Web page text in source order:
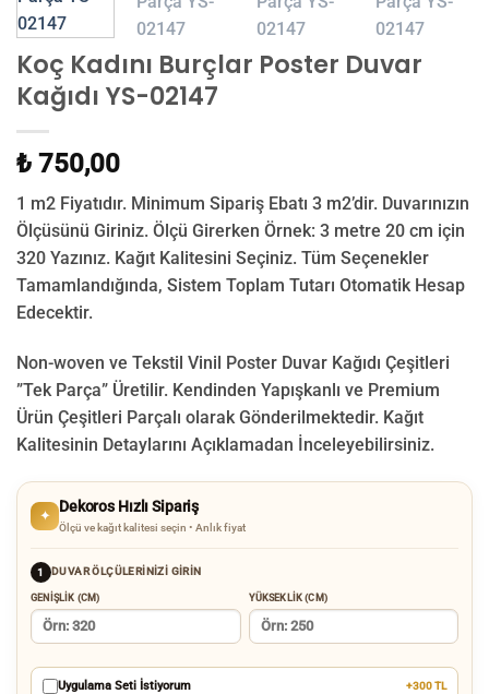
Koç Kadını Burçlar Poster Duvar
Kağıdı YS-02147
₺ 750,00
1 m2 Fiyatıdır. Minimum Sipariş Ebatı 3 m2’dir. Duvarınızın
Ölçüsünü Giriniz. Ölçü Girerken Örnek: 3 metre 20 cm için
320 Yazınız. Kağıt Kalitesini Seçiniz. Tüm Seçenekler
Tamamlandığında, Sistem Toplam Tutarı Otomatik Hesap
Edecektir.
Non-woven ve Tekstil Vinil Poster Duvar Kağıdı Çeşitleri
”Tek Parça” Üretilir. Kendinden Yapışkanlı ve Premium
Ürün Çeşitleri Parçalı olarak Gönderilmektedir. Kağıt
Kalitesinin Detaylarını Açıklamadan İnceleyebilirsiniz.
✦
Dekoros Hızlı Sipariş
Ölçü ve kağıt kalitesi seçin • Anlık fiyat
1 DUVAR ÖLÇÜLERINIZI GIRIN
GENIŞLIK (CM) YÜKSEKLIK (CM)
Uygulama Seti İstiyorum +300 TL